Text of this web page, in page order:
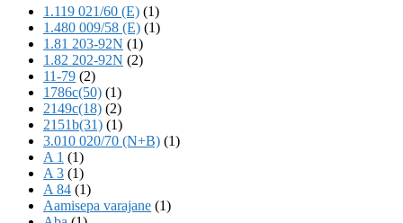
1.119 021/60 (E) (1)
1.480 009/58 (E) (1)
1.81 203-92N (1)
1.82 202-92N (2)
11-79 (2)
1786c(50) (1)
2149c(18) (2)
2151b(31) (1)
3.010 020/70 (N+B) (1)
A 1 (1)
A 3 (1)
A 84 (1)
Aamisepa varajane (1)